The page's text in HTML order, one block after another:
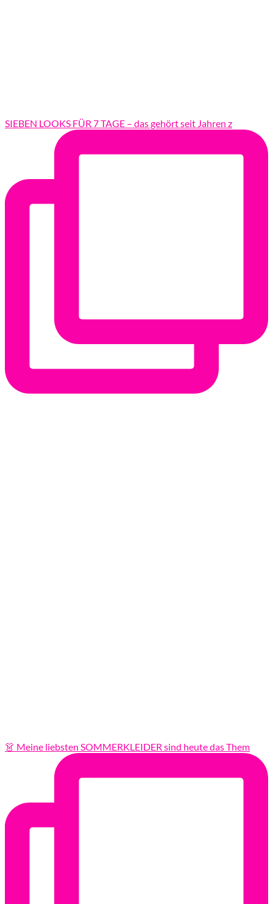
SIEBEN LOOKS FÜR 7 TAGE – das gehört seit Jahren z
👗 Meine liebsten SOMMERKLEIDER sind heute das Them